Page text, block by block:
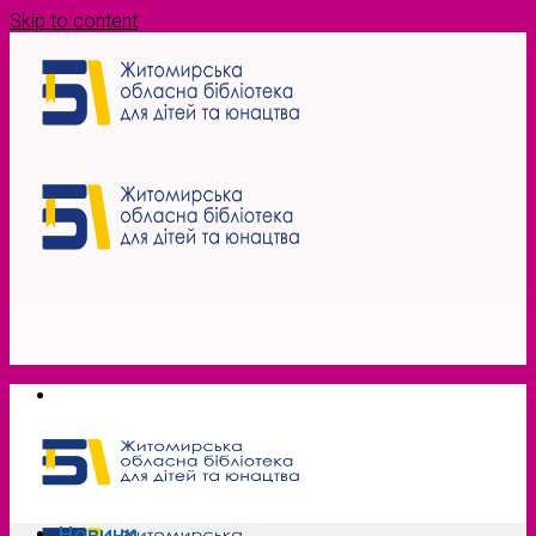
Skip to content